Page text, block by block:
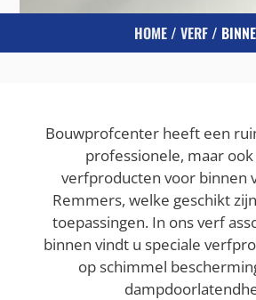
HOME/ VERF/
Bouwprofcenter heeft een
professionele, maar ook
verfproducten voor binnen
Remmers, welke geschikt
toepassingen. In ons verf
binnen vindt u speciale
op schimmel